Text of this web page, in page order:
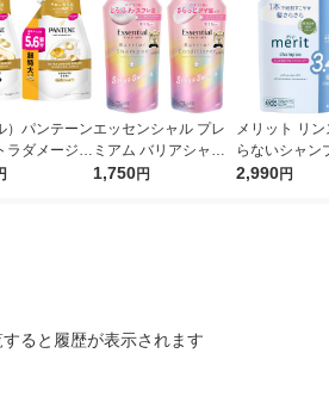
）パンテーン
ラダメージリ
ンプー + コ
エッセンシャル プレ
ミアム バリアシャン
プー + コンディショ
1,750円
メリット リ
らないシャン
め替え 超特
2,990円
ると履歴が表示されます